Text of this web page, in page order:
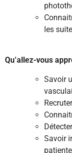
les
Qu’allez-vous
Savoir
Savoir